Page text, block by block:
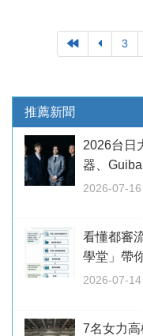
3
推薦新聞
2026台日
器、
2026-07-
看懂都審
學堂」帶
2026-07-
7名女力